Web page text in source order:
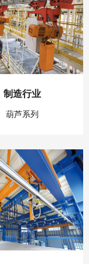
制造行业
葫芦系列